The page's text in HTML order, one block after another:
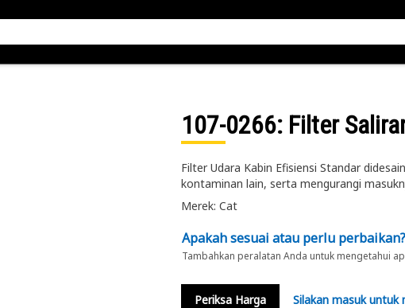
107-0266: Filter
Filter Udara Kabin Efisiensi Standar
kontaminan lain, serta mengurangi
Merek: Cat
Apakah sesuai atau perlu perbaikan?
Tambahkan peralatan Anda untuk mengetahui
Periksa Harga Silakan masuk untuk